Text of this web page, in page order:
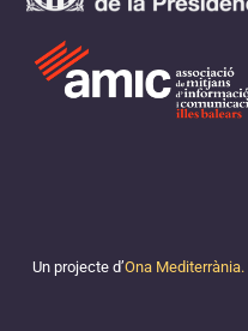
Un projecte d’Ona Mediterrània.